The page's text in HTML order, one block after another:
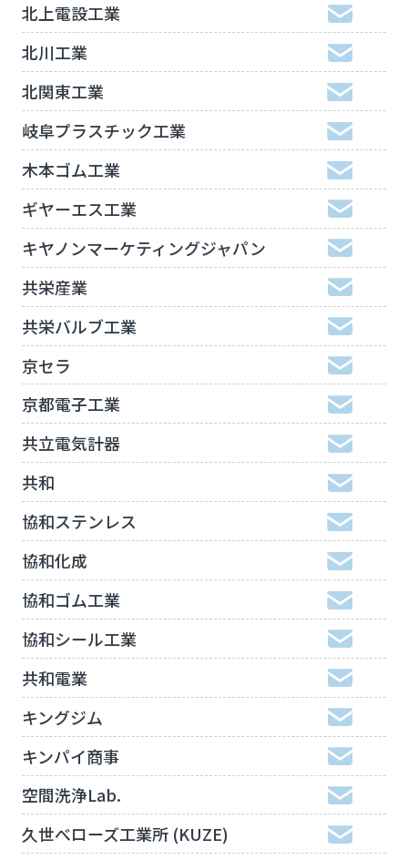
北上電設工業
北川工業
北関東工業
岐阜プラスチック工業
木本ゴム工業
ギヤーエス工業
キヤノンマーケティングジャパン
共栄産業
共栄バルブ工業
京セラ
京都電子工業
共立電気計器
共和
協和ステンレス
協和化成
協和ゴム工業
協和シール工業
共和電業
キングジム
キンパイ商事
空間洗浄Lab.
久世べローズ工業所 (KUZE)